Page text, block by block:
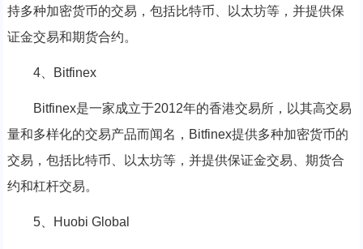
持多种加密货币的交易，包括比特币、以太坊等，并提供保
证金交易和期货合约。
4、Bitfinex
Bitfinex是一家成立于2012年的香港交易所，以其高交易
量和多样化的交易产品而闻名，Bitfinex提供多种加密货币的
交易，包括比特币、以太坊等，并提供保证金交易、期货合
约和杠杆交易。
5、Huobi Global